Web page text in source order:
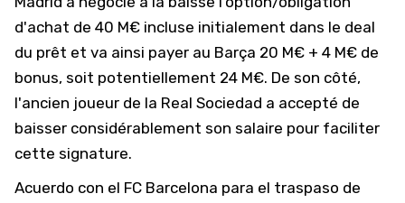
d'achat de 40 M€ incluse initialement dans le deal
du prêt et va ainsi payer au Barça 20 M€ + 4 M€ de
bonus, soit potentiellement 24 M€. De son côté,
l'ancien joueur de la Real Sociedad a accepté de
baisser considérablement son salaire pour faciliter
cette signature.
Acuerdo con el FC Barcelona para el traspaso de